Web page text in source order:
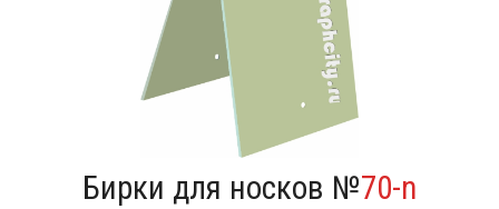
Бирки для носков №70-n